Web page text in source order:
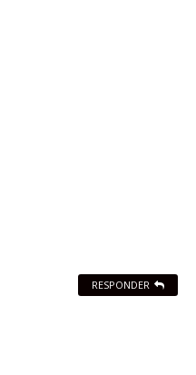
RESPONDER